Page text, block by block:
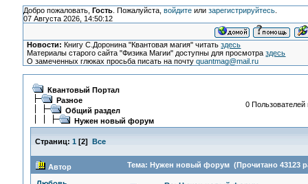
Добро пожаловать, Гость. Пожалуйста, войдитеили зарегистрируйтесь.
07 Августа 2026, 14:50:12
Новости: Книгу С.Доронина "Квантовая магия" читатьздесь
Материалы старого сайта "Физика Магии" доступны для просмотраздесь
О замеченных глюках просьба писать на почтуquantmag@mail.ru
Квантовый Портал
Разное
Общий раздел
Нужен новый форум
0 Пользователей
Страниц: 1 [2] Все
Автор Тема: Нужен новый форум (Прочитано 43123